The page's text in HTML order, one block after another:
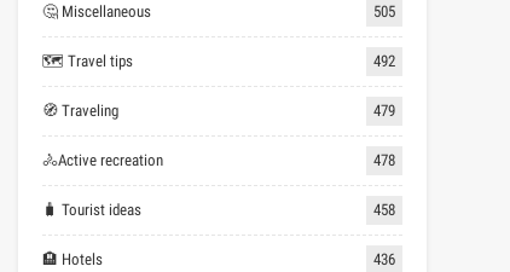
🤔 Miscellaneous 505
🗺 Travel tips 492
🧭 Traveling 479
🚴Active recreation 478
🧳 Tourist ideas 458
🏨 Hotels 436